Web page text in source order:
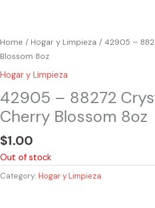
Home / Hogar y Limpieza / 42905 –
Blossom 8oz
Hogar y Limpieza
42905 – 88272
Cherry Blossom 8oz
$1.00
Out of stock
Category: Hogar y Limpieza